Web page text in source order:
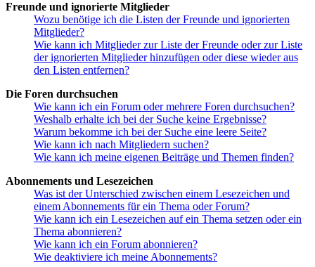
Freunde und ignorierte Mitglieder
Wozu benötige ich die Listen der Freunde und ignorierten
Mitglieder?
Wie kann ich Mitglieder zur Liste der Freunde oder zur Liste
der ignorierten Mitglieder hinzufügen oder diese wieder aus
den Listen entfernen?
Die Foren durchsuchen
Wie kann ich ein Forum oder mehrere Foren durchsuchen?
Weshalb erhalte ich bei der Suche keine Ergebnisse?
Warum bekomme ich bei der Suche eine leere Seite?
Wie kann ich nach Mitgliedern suchen?
Wie kann ich meine eigenen Beiträge und Themen finden?
Abonnements und Lesezeichen
Was ist der Unterschied zwischen einem Lesezeichen und
einem Abonnements für ein Thema oder Forum?
Wie kann ich ein Lesezeichen auf ein Thema setzen oder ein
Thema abonnieren?
Wie kann ich ein Forum abonnieren?
Wie deaktiviere ich meine Abonnements?